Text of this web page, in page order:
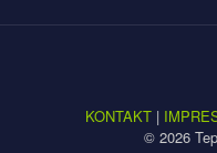
KONTAKT|
© 2026